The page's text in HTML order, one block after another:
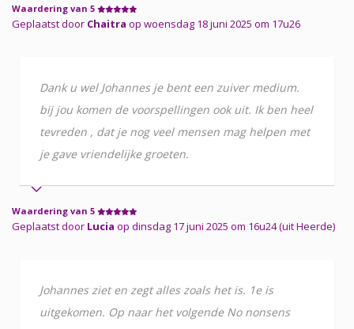
Waardering van 5
Geplaatst door Chaitra op woensdag 18 juni 2025 om 17u26
Dank u wel Johannes je bent een zuiver medium.
bij jou komen de voorspellingen ook uit. Ik ben heel
tevreden , dat je nog veel mensen mag helpen met
je gave vriendelijke groeten.
Waardering van 5
Geplaatst door Lucia op dinsdag 17 juni 2025 om 16u24 (uit Heerde)
Johannes ziet en zegt alles zoals het is. 1e is
uitgekomen. Op naar het volgende No nonsens